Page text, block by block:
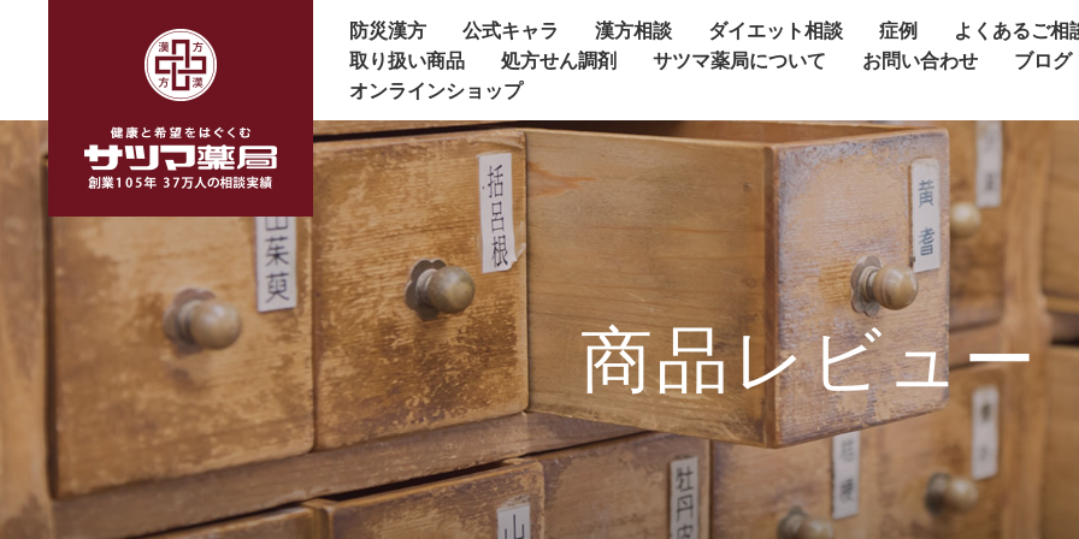
防災漢方 公式キャラ 漢方相談 ダイエット相談 症例
よくあるご相
取り扱い商品
処方せん調剤 サツマ薬局について お問い合わせ
ブログ
オンラインショップ
商品レビュー